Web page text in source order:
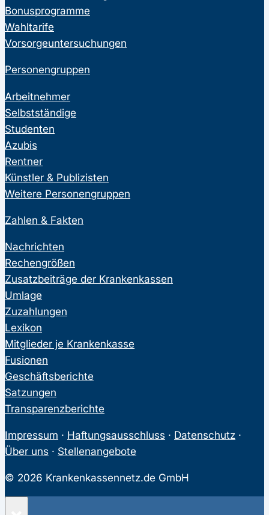
Bonusprogramme
Wahltarife
Vorsorgeuntersuchungen
Personengruppen
Arbeitnehmer
Selbstständige
Studenten
Azubis
Rentner
Künstler & Publizisten
Weitere Personengruppen
Zahlen & Fakten
Nachrichten
Rechengrößen
Zusatzbeiträge der Krankenkassen
Umlage
Zuzahlungen
Lexikon
Mitglieder je Krankenkasse
Fusionen
Geschäftsberichte
Satzungen
Transparenzberichte
Impressum · Haftungsausschluss · Datenschutz ·
Über uns · Stellenangebote
© 2026 Krankenkassennetz.de GmbH